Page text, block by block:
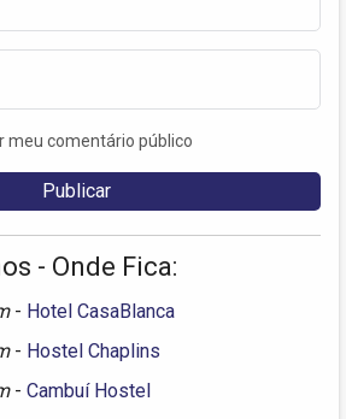
meu comentário público
- Onde Fica:
- Hotel CasaBlanca
- Hostel Chaplins
- Cambuí Hostel